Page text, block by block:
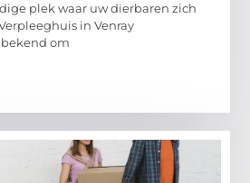
plek waar uw dierbaren zich
in Venray
bekend om